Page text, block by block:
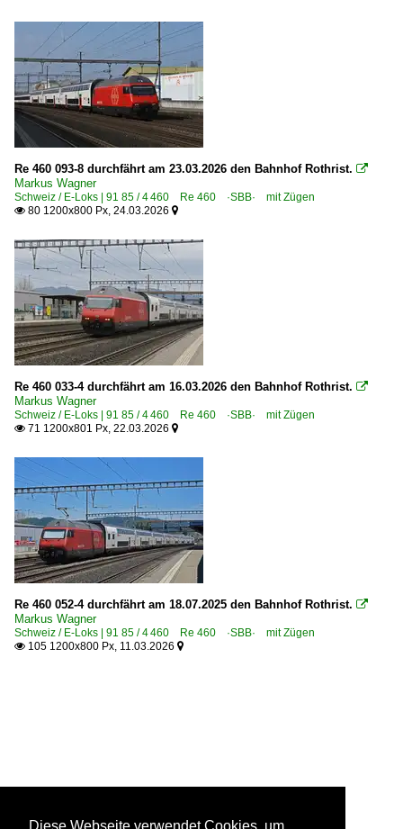
Re 460 093-8 durchfährt am 23.03.2026 den Bahnhof Rothrist. 
Markus Wagner
Schweiz / E-Loks | 91 85 / 4 460 Re 460 ·SBB· mit Zügen
 80 1200x800 Px, 24.03.2026 
Re 460 033-4 durchfährt am 16.03.2026 den Bahnhof Rothrist. 
Markus Wagner
Schweiz / E-Loks | 91 85 / 4 460 Re 460 ·SBB· mit Zügen
 71 1200x801 Px, 22.03.2026 
Re 460 052-4 durchfährt am 18.07.2025 den Bahnhof Rothrist. 
Markus Wagner
Schweiz / E-Loks | 91 85 / 4 460 Re 460 ·SBB· mit Zügen
 105 1200x800 Px, 11.03.2026 